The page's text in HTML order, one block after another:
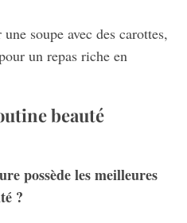
soupe avec des carottes,
un repas riche en
beauté
possède les meilleures
?